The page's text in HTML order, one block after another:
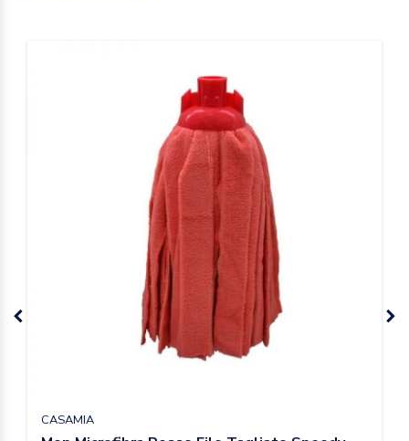
CASAMIA